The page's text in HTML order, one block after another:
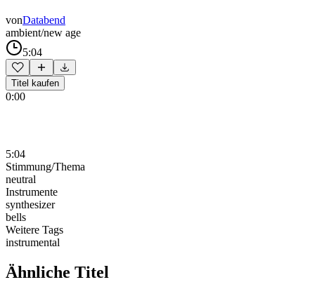
vonDatabend
ambient/new age
5:04
Titel kaufen
0:00
5:04
Stimmung/Thema
neutral
Instrumente
synthesizer
bells
Weitere Tags
instrumental
Ähnliche Titel